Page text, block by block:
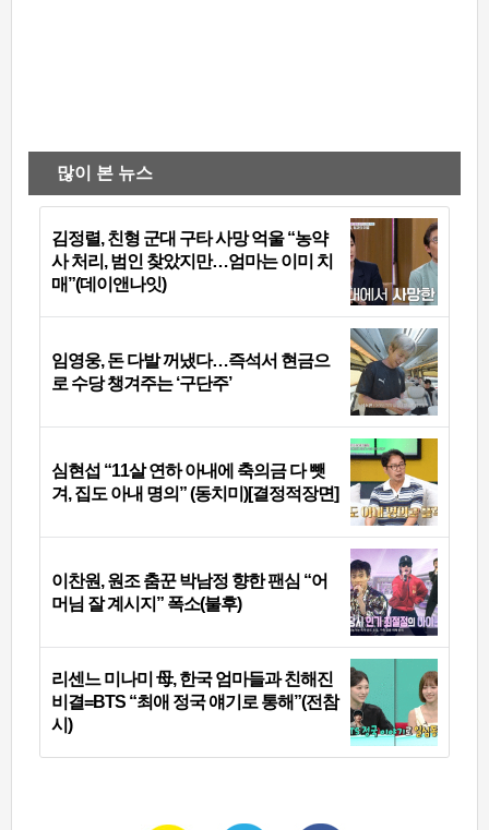
많이 본 뉴스
김정렬, 친형 군대 구타 사망 억울 “농약
사 처리, 범인 찾았지만…엄마는 이미 치
매”(데이앤나잇)
임영웅, 돈 다발 꺼냈다…즉석서 현금으
로 수당 챙겨주는 ‘구단주’
심현섭 “11살 연하 아내에 축의금 다 뺏
겨, 집도 아내 명의” (동치미)[결정적장면]
이찬원, 원조 춤꾼 박남정 향한 팬심 “어
머님 잘 계시지” 폭소(불후)
리센느 미나미 母, 한국 엄마들과 친해진
비결=BTS “최애 정국 얘기로 통해”(전참
시)